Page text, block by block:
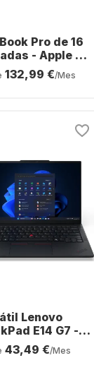
Pro de 16
- Apple M5
24 GB - SSD de
- Apple de 20
132,99 €/Mes
Lenovo
E14 G7 -
Core™ Ultra 7-
- 16 GB - SSD
43,49 €/Mes